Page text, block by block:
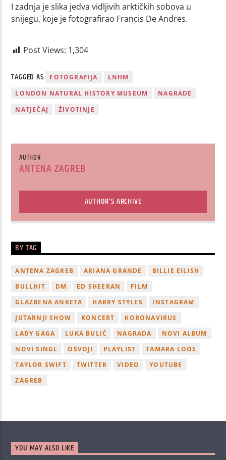
I zadnja je slika jedva vidljivih arktičkih sobova u
snijegu, koje je fotografirao Francis De Andres.
Post Views: 1,304
TAGGED AS FOTOGRAFIJA
LNHM
LONDON NATURAL HISTORY MUSEUM
NAGRADE
NATJEČAJ
ŽIVOTINJE
AUTHOR
ANTENA ZAGREB
AUTHOR'S ARCHIVE
BY TAG
ANTENA ZAGREB ARIANA GRANDE
BILLIE EILISH
BULLHIT
DM ED SHEERAN
FILM
GLAZBENA ANKETA
HARRY STYLES
INSTAGRAM
JUTARNJI SHOW
KONCERT
KORONAVIRUS
LADY GAGA
LUKA BULIĆ NAGRADA
NOVI ALBUM
NOVI SINGL
OSVOJI PLAYLIST
TAMARA LOOS
TAYLOR SWIFT
TWITTER VIDEO
YOUTUBE
ZAGREB
YOU MAY ALSO LIKE